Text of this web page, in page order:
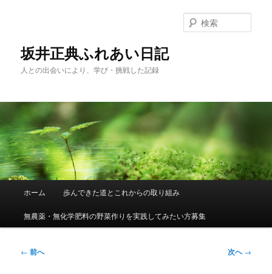
へ
動
坂井正典ふれあい日記
人との出会いにより、学び・挑戦した記録
索
メ
ホーム 歩んできた道とこれからの取り組み
無農薬・無化学肥料の野菜作りを実践してみたい方募集
投
← 前へ 次へ→